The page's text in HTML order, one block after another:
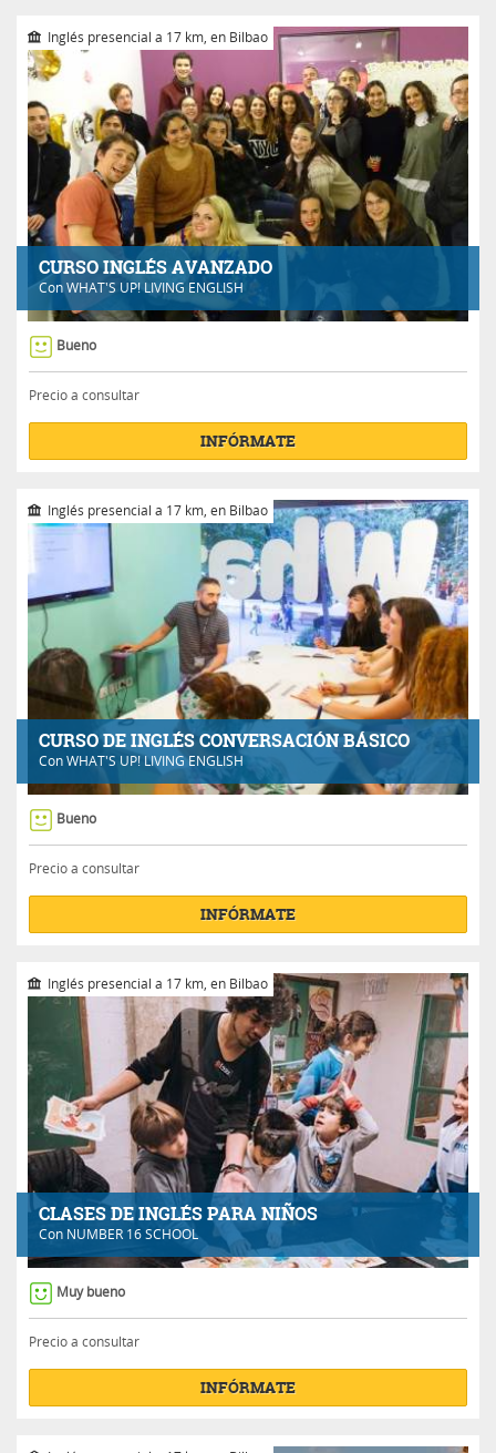
CURSO INGLÉS AVANZADO
ConWHAT'S UP! LIVING ENGLISH
Inglés presencial a 17 km, en Bilbao
Bueno
Precio a consultar
INFÓRMATE
CURSO DE INGLÉS CONVERSACIÓN BÁSICO
ConWHAT'S UP! LIVING ENGLISH
Inglés presencial a 17 km, en Bilbao
Bueno
Precio a consultar
INFÓRMATE
CLASES DE INGLÉS PARA NIÑOS
Con NUMBER 16 SCHOOL
Inglés presencial a 17 km, en Bilbao
Muy bueno
Precio a consultar
INFÓRMATE